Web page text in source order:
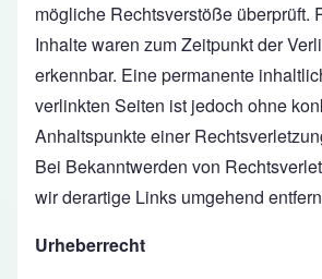
mögliche Rechtsverstöße überprüft.
Inhalte waren zum Zeitpunkt der
erkennbar. Eine permanente
verlinkten Seiten ist jedoch ohne
Anhaltspunkte einer
Bei Bekanntwerden von
wir derartige Links umgehend
Urheberrecht